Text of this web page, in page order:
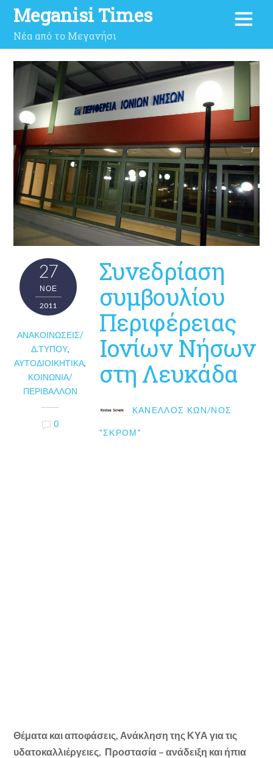
Meganisi Times
Νέα από το Μεγανήσι
27
ΝΟΈ
2011
ΑΝΑΚΟΙΝΏΣΕΙΣ/
Δ.ΤΎΠΟΥ,
ΑΥΤΟΔΙΟΙΚΗΤΙΚΆ,
ΚΟΙΝΩΝΊΑ/
ΠΕΡΙΒΆΛΛΟΝ
0
Συνεδρίαση
συμβουλίου
Περιφέρειας
Ιονίων Νήσων
στη Λευκάδα
ΚΑΝΈΛΛΟΣ ΚΩΝ/ΝΟΣ
"ΣΚΡΟΜ"
Θέματα και αποφάσεις, Ανάκληση της ΚΥΑ για τις
υδατοκαλλιέργειες, Προστασία – ανάδειξη και ήπια